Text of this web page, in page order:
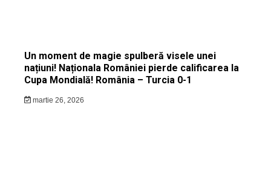
Un moment de magie spulberă visele unei
națiuni! Naționala României pierde calificarea la
Cupa Mondială! România – Turcia 0-1
martie 26, 2026